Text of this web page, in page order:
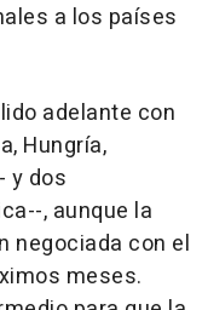
a los países
adelante con
Hungría,
y dos
, aunque la
negociada con el
meses.